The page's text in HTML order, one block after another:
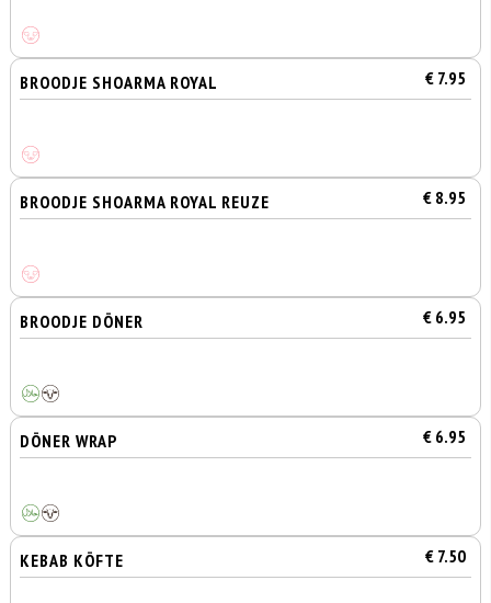
BROODJE SHOARMA ROYAL € 7.95
BROODJE SHOARMA ROYAL REUZE € 8.95
BROODJE DÖNER € 6.95
DÖNER WRAP € 6.95
KEBAB KÖFTE € 7.50